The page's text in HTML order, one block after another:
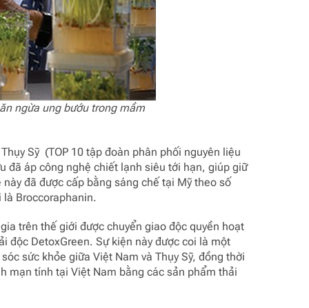
ngừa ung bướu trong mầm
Sỹ (TOP 10 tập đoàn phân phối nguyên liệu
đã áp công nghệ chiết lạnh siêu tới hạn, giúp giữ
đã được cấp bằng sáng chế tại Mỹ theo số
Broccoraphanin.
trên thế giới được chuyển giao độc quyền hoạt
độc DetoxGreen. Sự kiện này được coi là một
sức khỏe giữa Việt Nam và Thụy Sỹ, đồng thời
mạn tính tại Việt Nam bằng các sản phẩm thải